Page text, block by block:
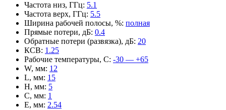
Частота низ, ГГц: 5.1
Частота верх, ГГц: 5.5
Ширина рабочей полосы, %: полная
Прямые потери, дБ: 0.4
Обратные потери (развязка), дБ: 20
КСВ: 1.25
Рабочие температуры, С: -30 — +65
W, мм: 12
L, мм: 15
H, мм: 5
C, мм: 1
E, мм: 2.54